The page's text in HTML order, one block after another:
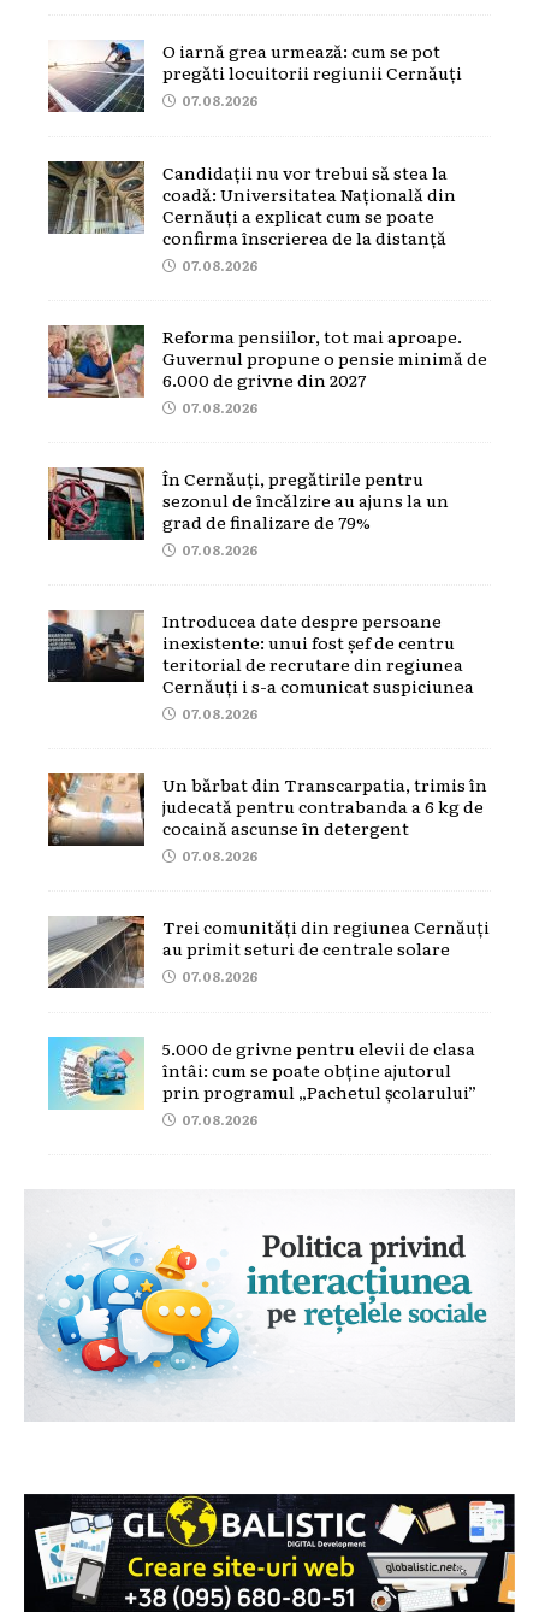
O iarnă grea urmează: cum se pot
pregăti locuitorii regiunii Cernăuți
07.08.2026
Candidații nu vor trebui să stea la
coadă: Universitatea Națională din
Cernăuți a explicat cum se poate
confirma înscrierea de la distanță
07.08.2026
Reforma pensiilor, tot mai aproape.
Guvernul propune o pensie minimă de
6.000 de grivne din 2027
07.08.2026
În Cernăuți, pregătirile pentru
sezonul de încălzire au ajuns la un
grad de finalizare de 79%
07.08.2026
Introducea date despre persoane
inexistente: unui fost șef de centru
teritorial de recrutare din regiunea
Cernăuți i s-a comunicat suspiciunea
07.08.2026
Un bărbat din Transcarpatia, trimis în
judecată pentru contrabanda a 6 kg de
cocaină ascunse în detergent
07.08.2026
Trei comunități din regiunea Cernăuți
au primit seturi de centrale solare
07.08.2026
5.000 de grivne pentru elevii de clasa
întâi: cum se poate obține ajutorul
prin programul „Pachetul școlarului”
07.08.2026